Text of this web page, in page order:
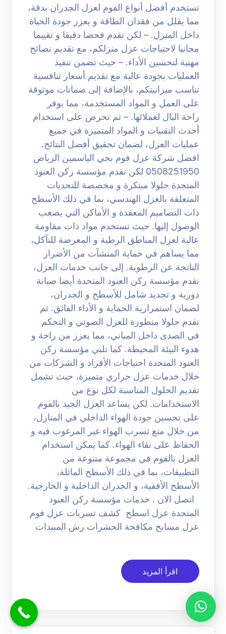
تستخدم أفضل أنواع الفوم لعزل الجدران بدقة،
مما يقلل من فقدان الطاقة و يعزز جودة الحياة
داخل المنزل. – لكن تقدم فحصا دقيقا و تقييما
مجانيا لاحتياجات عزل منزلكم، مع تقديم نصائح
مهنية لتحسين الأداء. – حيث تضمن تنفيذ
العمليات بجودة عالية مع تقديم أسعار تنافسية
تناسب ميزانيتكم، بالإضافة إلى ضمانات موثوقة
على العمل و المواد المستخدمة، مما يوفر
راحة البال لعملائها. – ثم تحرص على استخدام
أحدث التقنيات و المواد المتميزة في جميع
عمليات العزل، لضمان تحقيق أفضل النتائج.
افضل شركة عزل فوم بحي الياسمين الرياض
0508251950 لكن تقدم مؤسسة ركن العنود
المتحدة حلولا مبتكرة و مخصصة للتحديات
المتعلقة بالعزل الهندسي، بما في ذلك الأسطح
ذات التصاميم المعقدة و الأماكن التي يصعب
الوصول إليها. حيث تستخدم مواد ذات مقاومة
عالية لعزل المناطق الرطبة و المعرضة للتآكل،
مما يساهم في حماية المنشآت من الأضرار
الناتجة عن الرطوبة. إلى جانب خدمات العزل،
تقدم مؤسسة ركن العنود المتحدة أيضا صيانة
دورية و تجديد شامل للأسطح و الجدران،
لضمان استمرارية الحماية و الأداء الفائق. ثم
تقدم حلولا متطورة للعزل الصوتي و التحكم
في الصدى داخل المباني، مما يعزز من راحة و
هدوء البيئة المحيطة. كما تلبي مؤسسة ركن
العنود المتحدة احتياجات الأفراد و الشركات من
خلال خدمات عزل حراري متميزة، حيث تشمل
تقديم الحلول المناسبة لكل نوع من
الاستخدامات. لكن يساعد العزل الجيد بالفوم
على تحسين جودة الهواء الداخلي في المنازل،
من خلال منع تسرب الهواء غير المرغوب فيه و
الحفاظ على نقاء الهواء. كما يمكن استخدام
العزل بالفوم في مجموعة متنوعة من
التطبيقات، بما في ذلك الأسطح المائلة،
الأسطح الأفقية، و الجدران الداخلية و الخارجية.
اتصل الان . خدمات مؤسسة ركن العنود
المتحدة عزل اسطح كشف تسربات عزل فوم
عزل مسابح مكافحة الحشرات رش المبيدات
اقرأ المزيد